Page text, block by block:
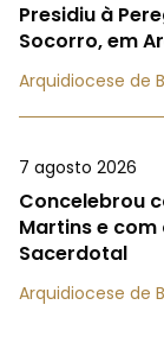
Presidiu à
Socorro, em
Arquidiocese de
7 agosto 2026
Concelebrou
Martins e com
Sacerdotal
Arquidiocese de